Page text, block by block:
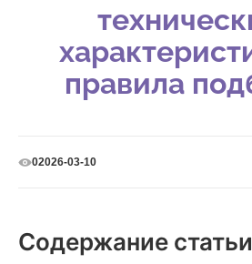
правила
02026-03-10
Содержание статьи